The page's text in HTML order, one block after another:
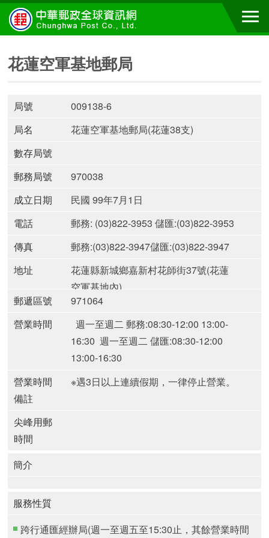
花蓮空軍基地郵局
局號
009138-6
局名
花蓮空軍基地郵局(花蓮38支)
數存局號
郵務局號
970038
成立日期
民國 99年7月1日
電話
郵務: (03)822-3953 儲匯:(03)822-3953
傳真
郵務:(03)822-3947儲匯:(03)822-3947
地址
花蓮縣新城鄉嘉新村花師街37號(花蓮
空軍基地內)
郵遞區號
971064
營業時間
週一至週二 郵務:08:30-12:00 13:00-
16:30 週一至週二 儲匯:08:30-12:00
13:00-16:30
營業時間
備註
※遇3日以上連續假期，一律停止營業。
尖峰用郵
時間
簡介
服務性質
跨行通匯經辦局(週一至週五至15:30止，其餘營業時間